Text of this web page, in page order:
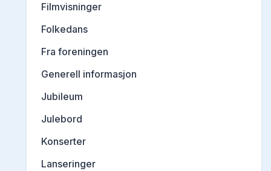
Filmvisninger
Folkedans
Fra foreningen
Generell informasjon
Jubileum
Julebord
Konserter
Lanseringer